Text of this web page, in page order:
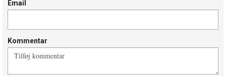
Email
Kommentar